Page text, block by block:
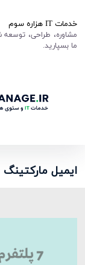
خدمات IT هزاره سوم
مشاوره، طراحی،
ما بسپارید.
ایمیل مارکتینگ